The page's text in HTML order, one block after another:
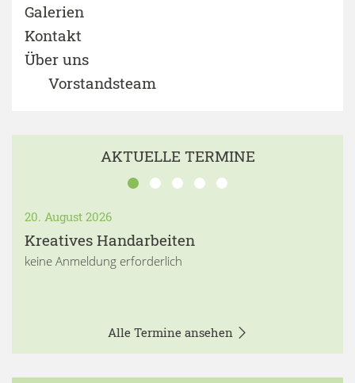
Galerien
Kontakt
Über uns
Vorstandsteam
AKTUELLE TERMINE
20. August 2026
Kreatives Handarbeiten
keine Anmeldung erforderlich
Alle Termine ansehen